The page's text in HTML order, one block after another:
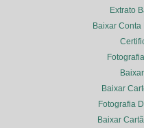
Extrato
Baixar Conta
Baixar
Fotografia
Baixar